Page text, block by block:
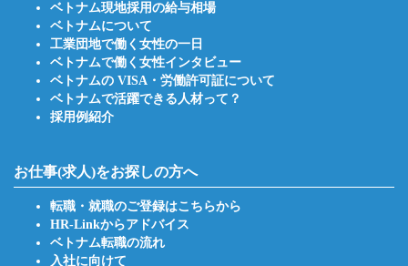
ベトナム現地採用の給与相場
ベトナムについて
工業団地で働く女性の一日
ベトナムで働く女性インタビュー
ベトナムの VISA・労働許可証について
ベトナムで活躍できる人材って？
採用例紹介
お仕事(求人)をお探しの方へ
転職・就職のご登録はこちらから
HR-Linkからアドバイス
ベトナム転職の流れ
入社に向けて